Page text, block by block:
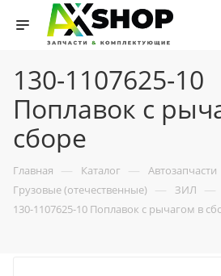
130-1107625-10
Поплавок с
сборе
Главная — Каталог — Автозапчасти
Грузовые (отечественные) — ЗИЛ —
130-1107625-10 Поплавок с рычагом в